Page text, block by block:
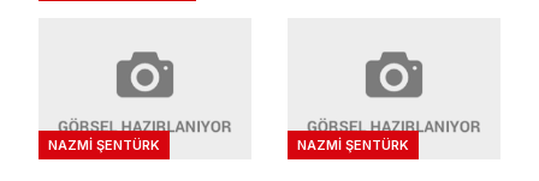
NAZMI ŞENTÜRK NAZMI ŞENTÜRK